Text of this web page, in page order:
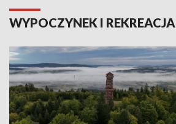
WYPOCZYNEK I REKREACJA